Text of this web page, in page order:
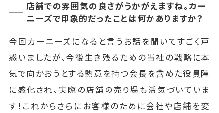
店舗での雰囲気の良さがうかがえますね。カー
ニーズで印象的だったことは何かありますか？
今回カーニーズになると言うお話を聞いてすごく戸
惑いましたが、今後生き残るための当社の戦略に本
気で向かおうとする熱意を持つ会長を含めた役員陣
に感化され、実際の店舗の売り場も活気づいていま
す！これからさらにお客様のために会社や店舗を変